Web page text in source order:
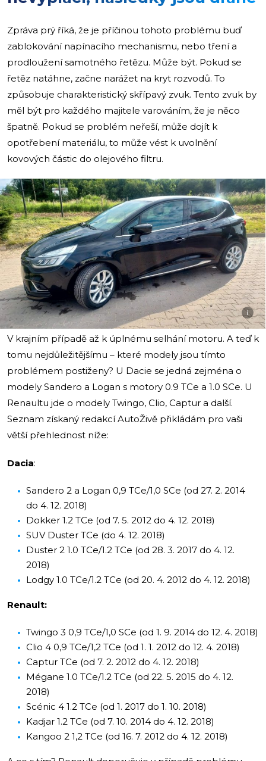
Zpráva prý říká, že je příčinou tohoto problému buď
zablokování napínacího mechanismu, nebo tření a
prodloužení samotného řetězu. Může být. Pokud se
řetěz natáhne, začne narážet na kryt rozvodů. To
způsobuje charakteristický skřípavý zvuk. Tento zvuk by
měl být pro každého majitele varováním, že je něco
špatně. Pokud se problém neřeší, může dojít k
opotřebení materiálu, to může vést k uvolnění
kovových částic do olejového filtru.
i
V krajním případě až k úplnému selhání motoru. A teď k
tomu nejdůležitějšímu – které modely jsou tímto
problémem postiženy? U Dacie se jedná zejména o
modely Sandero a Logan s motory 0.9 TCe a 1.0 SCe. U
Renaultu jde o modely Twingo, Clio, Captur a další.
Seznam získaný redakcí AutoŽivě přikládám pro vaši
větší přehlednost níže:
Dacia:
Sandero 2 a Logan 0,9 TCe/1,0 SCe (od 27. 2. 2014
do 4. 12. 2018)
Dokker 1.2 TCe (od 7. 5. 2012 do 4. 12. 2018)
SUV Duster TCe (do 4. 12. 2018)
Duster 2 1.0 TCe/1.2 TCe (od 28. 3. 2017 do 4. 12.
2018)
Lodgy 1.0 TCe/1.2 TCe (od 20. 4. 2012 do 4. 12. 2018)
Renault:
Twingo 3 0,9 TCe/1,0 SCe (od 1. 9. 2014 do 12. 4. 2018)
Clio 4 0,9 TCe/1,2 TCe (od 1. 1. 2012 do 12. 4. 2018)
Captur TCe (od 7. 2. 2012 do 4. 12. 2018)
Mégane 1.0 TCe/1.2 TCe (od 22. 5. 2015 do 4. 12.
2018)
Scénic 4 1.2 TCe (od 1. 2017 do 1. 10. 2018)
Kadjar 1.2 TCe (od 7. 10. 2014 do 4. 12. 2018)
Kangoo 2 1,2 TCe (od 16. 7. 2012 do 4. 12. 2018)